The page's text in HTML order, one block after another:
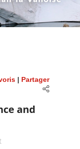
Partager
and